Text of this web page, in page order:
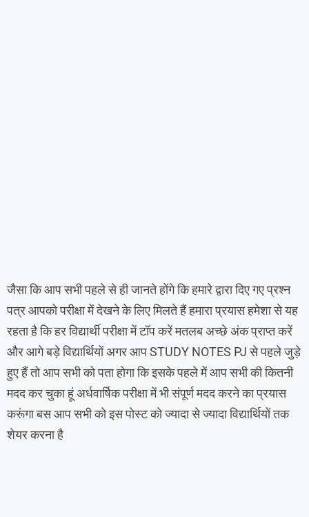
जैसा कि आप सभी पहले से ही जानते होंगे कि हमारे द्वारा दिए गए प्रश्न
पत्र आपको परीक्षा में देखने के लिए मिलते हैं हमारा प्रयास हमेशा से यह
रहता है कि हर विद्यार्थी परीक्षा में टॉप करें मतलब अच्छे अंक प्राप्त करें
और आगे बड़े विद्यार्थियों अगर आप STUDY NOTES PJ से पहले जुड़े
हुए हैं तो आप सभी को पता होगा कि इसके पहले में आप सभी की कितनी
मदद कर चुका हूं अर्धवार्षिक परीक्षा में भी संपूर्ण मदद करने का प्रयास
करूंगा बस आप सभी को इस पोस्ट को ज्यादा से ज्यादा विद्यार्थियों तक
शेयर करना है